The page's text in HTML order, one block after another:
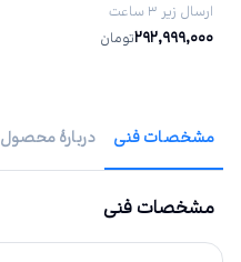
ارسال زیر ۳ ساعت
292,999,000تومان
مشخصات فنی دربارهٔ محصول
مشخصات فنی